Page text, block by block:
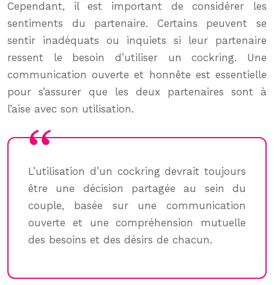
Cependant, il est important de considérer les
sentiments du partenaire. Certains peuvent se
sentir inadéquats ou inquiets si leur partenaire
ressent le besoin d’utiliser un cockring. Une
communication ouverte et honnête est essentielle
pour s’assurer que les deux partenaires sont à
l’aise avec son utilisation.
L’utilisation d’un cockring devrait toujours
être une décision partagée au sein du
couple, basée sur une communication
ouverte et une compréhension mutuelle
des besoins et des désirs de chacun.